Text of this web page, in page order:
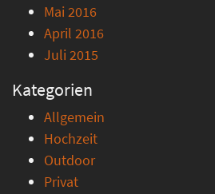
Mai 2016
April 2016
Juli 2015
Kategorien
Allgemein
Hochzeit
Outdoor
Privat